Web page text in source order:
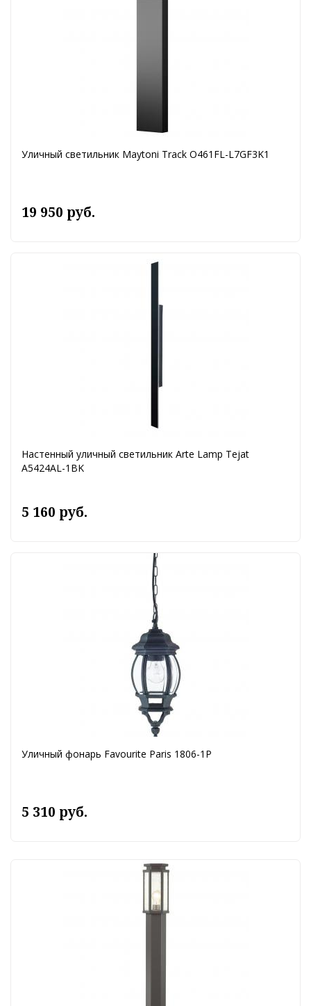
Уличный светильник Maytoni Track O461FL-L7GF3K1
19 950 руб.
Настенный уличный светильник Arte Lamp Tejat
A5424AL-1BK
5 160 руб.
Уличный фонарь Favourite Paris 1806-1P
5 310 руб.